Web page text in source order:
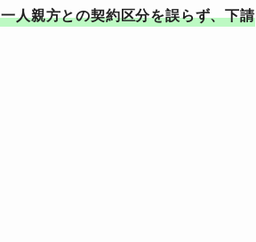
人親方との契約区分を誤らず、下請